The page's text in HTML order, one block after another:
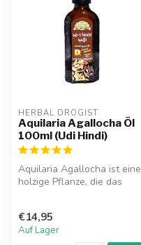
HERBAL DROGIST
Aquilaria Agallocha Öl
100ml (Udi Hindi)
Aquilaria Agallocha ist eine
holzige Pflanze, die das
€14,95
Auf Lager